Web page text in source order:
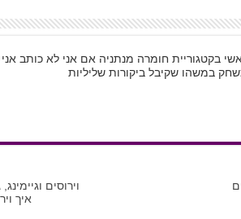
בקטגוריית חומרה מנתניה אם אני לא כותב
במשהו שקיבל ביקורות שליליות
וירוסים
איך